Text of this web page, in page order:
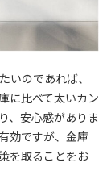
いのであれば、
に比べて太いカン
、安心感がありま
効ですが、金庫
を取ることをお